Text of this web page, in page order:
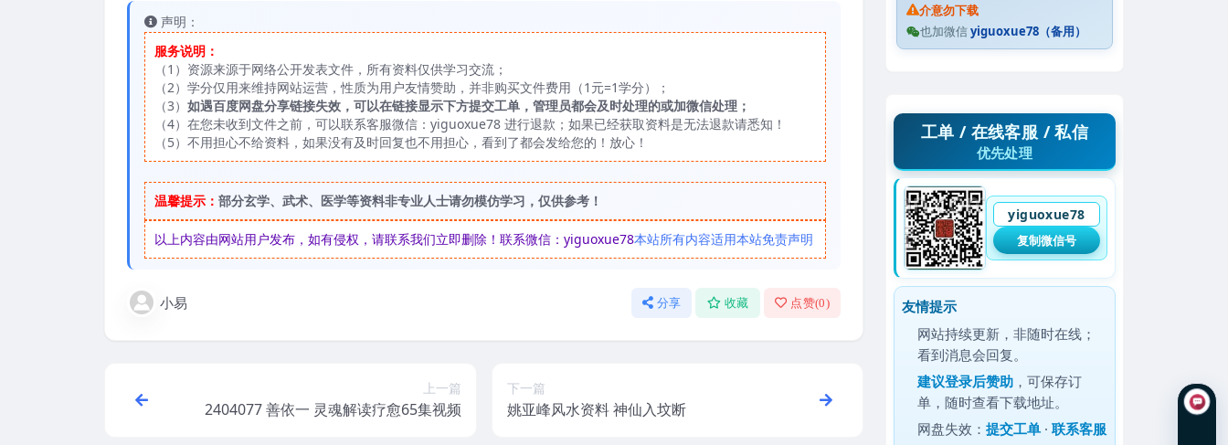
声明：
服务说明：
（1）资源来源于网络公开发表文件，所有资料仅供学习交流；
（2）学分仅用来维持网站运营，性质为用户友情赞助，并非购买文件费用（1元=1学分）；
（3） 如遇百度网盘分享链接失效，可以在链接显示下方提交工单，管理员都会及时处理的或加微信处理；
（4）在您未收到文件之前，可以联系客服微信：yiguoxue78 进行退款；如果已经获取资料是无法退款请悉知！
（5）不用担心不给资料，如果没有及时回复也不用担心，看到了都会发给您的！放心！
温馨提示： 部分玄学、武术、医学等资料非专业人士请勿模仿学习，仅供参考！
以上内容由网站用户发布，如有侵权，请联系我们立即删除！联系微信：yiguoxue78本站所有内容适用本站免责声明
小易 分享 收藏 点赞(0)
上一篇
2404077 善依一 灵魂解读疗愈65集视频
下一篇
姚亚峰风水资料 神仙入坟断
介意勿下载
也加微信yiguoxue78（备用）
工单 / 在线客服 / 私信
优先处理
yiguoxue78
复制微信号
友情提示
网站持续更新，非随时在线；
看到消息会回复。
建议登录后赞助 ，可保存订
单，随时查看下载地址。
网盘失效：提交工单 ·联系客服